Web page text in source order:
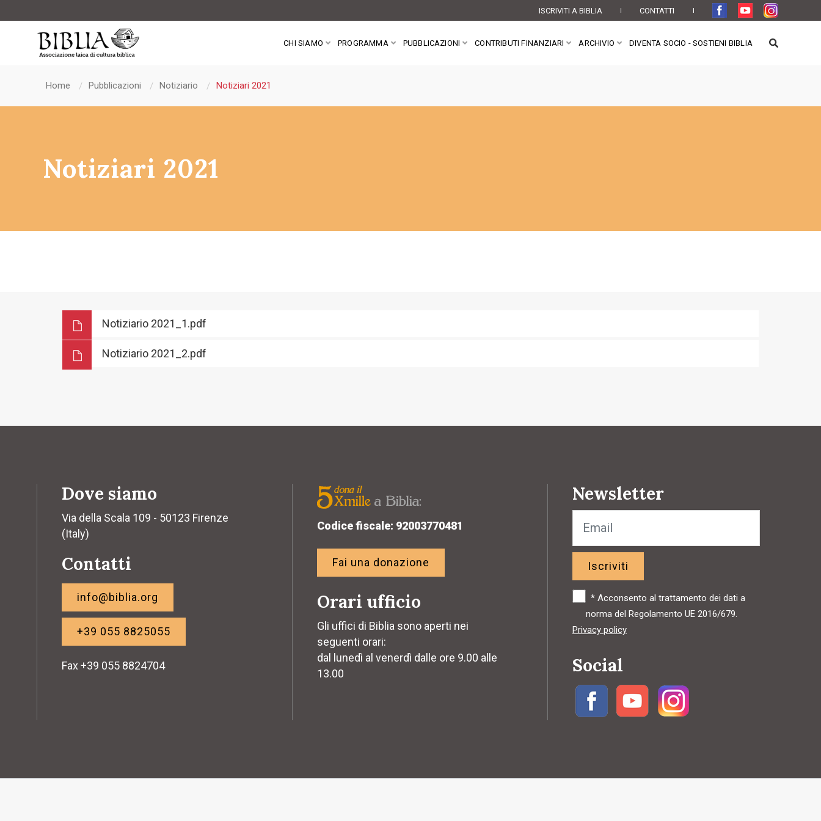
ISCRIVITI A BIBLIA CONTATTI
CHI SIAMO PROGRAMMA PUBBLICAZIONI CONTRIBUTI FINANZIARI ARCHIVIO DIVENTA SOCIO - SOSTIENI BIBLIA
Home Pubblicazioni Notiziario Notiziari 2021
Notiziari 2021
Notiziario 2021_1.pdf
Notiziario 2021_2.pdf
Dove siamo
Via della Scala 109 - 50123 Firenze
(Italy)
Contatti
info@biblia.org
+39 055 8825055
Fax +39 055 8824704
Codice fiscale: 92003770481
Fai una donazione
Orari ufficio
Gli uffici di Biblia sono aperti nei
seguenti orari:
dal lunedì al venerdì dalle ore 9.00 alle
13.00
Newsletter
Iscriviti
* Acconsento al trattamento dei dati a
norma del Regolamento UE 2016/679.
Privacy policy
Social